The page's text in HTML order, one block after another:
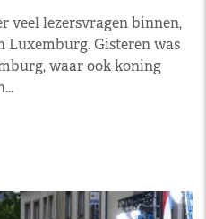
veel lezersvragen binnen,
Gisteren was
waar ook koning